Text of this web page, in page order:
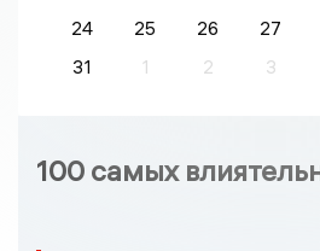
24
25 26 27
31
1 2 3
100 самых